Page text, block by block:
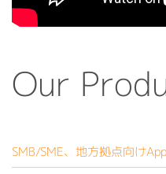
Our
SMB/SME、地方拠点向け